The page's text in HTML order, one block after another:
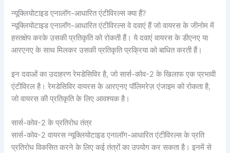
न्यूक्लियोटाइड एनालॉग-आधारित एंटीविरल्स क्या हैं?
न्यूक्लियोटाइड एनालॉग-आधारित एंटीविरल्स वे दवाएं हैं जो वायरस के जीनोम में
हस्तक्षेप करके उसकी प्रतिकृति को रोकती हैं। ये दवाएं वायरस के डीएनए या
आरएनए के साथ मिलकर उसकी प्रतिकृति प्रक्रिया को बाधित करती हैं।
इन दवाओं का उदाहरण रेमडेसिविर है, जो सार्स-कोव-2 के खिलाफ एक प्रभावी
एंटीविरल है। रेमडेसिविर वायरस के आरएनए पॉलिमरेज़ एंजाइम को रोकता है,
जो वायरस की प्रतिकृति के लिए आवश्यक है।
सार्स-कोव-2 के प्रतिरोध तंत्र
सार्स-कोव-2 वायरस न्यूक्लियोटाइड एनालॉग-आधारित एंटीविरल्स के प्रति
प्रतिरोध विकसित करने के लिए कई तंत्रों का उपयोग कर सकता है। इनमें से